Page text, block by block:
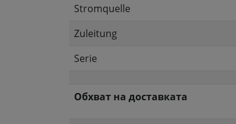
Stromquelle
Zuleitung
Serie
Обхват на доставката